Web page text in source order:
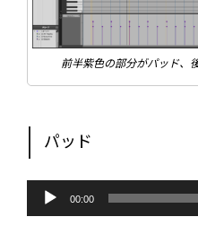
前半紫色の部分がパッド、
パッド
音
プ
00:00